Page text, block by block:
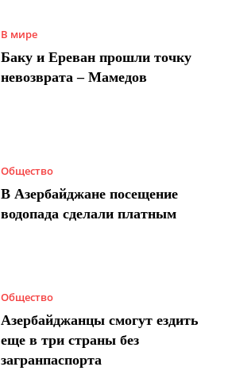
В мире
Баку и Ереван прошли точку
невозврата – Мамедов
Общество
В Азербайджане посещение
водопада сделали платным
Общество
Азербайджанцы смогут ездить
еще в три страны без
загранпаспорта